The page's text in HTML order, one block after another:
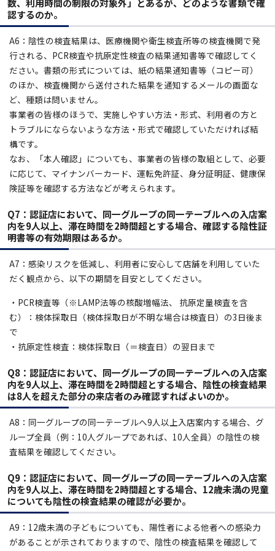
数、利用時間の制限の対象外」とあるが、どのような書類で確
認するのか。
A6： 陰性の検査結果は、医療機関や衛生検査所等の検査機関で発
行される、PCR検査や抗原定性検査の結果通知書等で確認してく
ださい。書類の形式については、紙の結果通知書等（コピー可）
のほか、検査機関から送付された結果を通知するメールの画面な
ど、種類は問いません。
事業者の皆様のほうで、実施しやすい方法・形式、利用者の方と
トラブルにならないような方法・形式で確認していただければ結
構です。
なお、「本⼈確認」についても、事業者の皆様の取組として、必要
に応じて、マイナンバーカード、運転免許証、⾝分証明証、健康保
険証等を確認する方法などが考えられます。
Q7：認証店において、同一グループの同一テーブルへの入店案
内を9人以上、滞在時間を2時間超とする場合、確認する陰性証
明書等の有効期限はあるか。
A7： 感染リスクを低減し、利用者に安心して店舗を利用していた
だく観点から、以下の期間を目安としてください。
・PCR検査等（※LAMP法等の核酸増幅法、 抗原定量検査を含
む）：検体採取日（検体採取日が不明な場合は検査日）の3日後ま
で
・抗原定性検査：検体採取日（＝検査日）の翌日まで
Q8： 認証店において、同一グループの同一テーブルへの入店案
内を9人以上、滞在時間を2時間超とする場合、陰性の検査結果
は8人を超えた部分の来店者のみ確認すればよいのか。
A8：同一グループの同一テーブルへ9人以上入店案内する場合、グ
ループ全員（例：10人グループであれば、10人全員）の陰性の検
査結果を確認してください。
Q9： 認証店において、同一グループの同一テーブルへの入店案
内を9人以上、滞在時間を2時間超とする場合、12歳未満の児童
についても陰性の検査結果の確認が必要か。
A9：12歳未満の子どもについても、陽性者による他者への感染力
があることが示されておりますので、陰性の検査結果を確認して